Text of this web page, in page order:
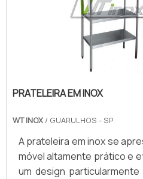
NEOPRENELembrando
responsabiliza por
que podem aparecer
primeiros meses de
má conservação ou
cotação pelo portal
PRATELEIRA EM INOX
WT INOX / GUARULHOS - SP
A prateleira em inox se
móvel altamente prático e
um design particularmente